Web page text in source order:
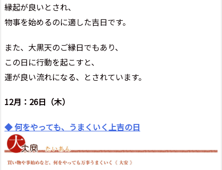
縁起が良いとされ、
物事を始めるのに適した吉日です。
また、大黒天のご縁日でもあり、
この日に行動を起こすと、
運が良い流れになる、とされています。
12月：26日（木）
◆ 何をやっても、うまくいく上吉の日